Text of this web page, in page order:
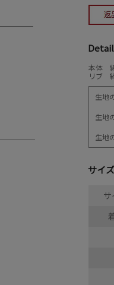
Detail
本体
リブ
生地
生地
生地
サイズ